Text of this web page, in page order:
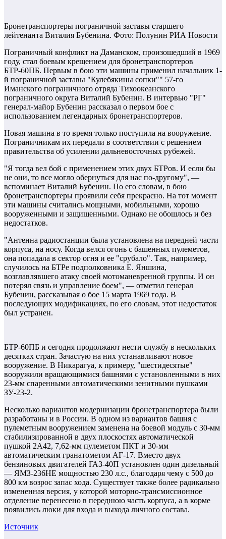
Бронетранспортеры пограничной заставы старшего
лейтенанта Виталия Бубенина. Фото: Полунин РИА Новости
Пограничный конфликт на Даманском, произошедший в 1969
году, стал боевым крещением для бронетранспортеров
БТР-60ПБ. Первым в бою эти машины применил начальник 1-
й пограничной заставы "Кулебякины сопки"" 57-го
Иманского пограничного отряда Тихоокеанского
пограничного округа Виталий Бубенин. В интервью "РГ"
генерал-майор Бубенин рассказал о первом бое с
использованием легендарных бронетранспортеров.
Новая машина в то время только поступила на вооружение.
Пограничникам их передали в соответствии с решением
правительства об усилении дальневосточных рубежей.
"Я тогда вел бой с применением этих двух БТРов. И если бы
не они, то все могло обернуться для нас по-другому", —
вспоминает Виталий Бубенин. По его словам, в бою
бронетранспортеры проявили себя прекрасно. На тот момент
эти машины считались мощными, мобильными, хорошо
вооруженными и защищенными. Однако не обошлось и без
недостатков.
"Антенна радиостанции была установлена на передней части
корпуса, на носу. Когда велся огонь с башенных пулеметов,
она попадала в сектор огня и ее "срубало". Так, например,
случилось на БТРе подполковника Е. Яншина,
возглавлявшего атаку своей мотоманевренной группы. И он
потерял связь и управление боем", — отметил генерал
Бубенин, рассказывая о бое 15 марта 1969 года. В
последующих модификациях, по его словам, этот недостаток
был устранен.
БТР-60ПБ и сегодня продолжают нести службу в нескольких
десятках стран. Зачастую на них устанавливают новое
вооружение. В Никарагуа, к примеру, "шестидесятые"
вооружили вращающимися башнями с установленными в них
23-мм спаренными автоматическими зенитными пушками
ЗУ-23-2.
Несколько вариантов модернизации бронетранспортера были
разработаны и в России. В одном из вариантов башня с
пулеметным вооружением заменена на боевой модуль с 30-мм
стабилизированной в двух плоскостях автоматической
пушкой 2А42, 7,62-мм пулеметом ПКТ и 30-мм
автоматическим гранатометом АГ-17. Вместо двух
бензиновых двигателей ГАЗ-40П установлен один дизельный
— ЯМЗ-236НЕ мощностью 230 л.с., благодаря чему с 500 до
800 км возрос запас хода. Существует также более радикально
измененная версия, у которой моторно-трансмиссионное
отделение перенесено в переднюю часть корпуса, а в корме
появились люки для входа и выхода личного состава.
Источник